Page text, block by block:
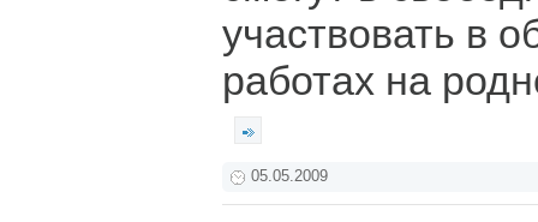
участвовать в
работах на
05.05.2009